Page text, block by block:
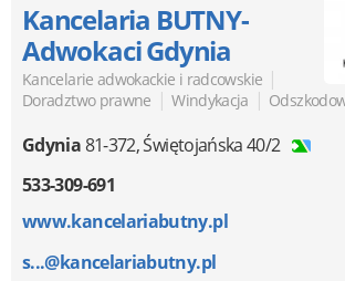
Kancelaria BUTNY-
Adwokaci Gdynia
Kancelarie adwokackie i radcowskie |
Doradztwo prawne | Windykacja |
Gdynia81-372,Świętojańska 40/2
533-309-691
www.kancelariabutny.pl
s...@kancelariabutny.pl